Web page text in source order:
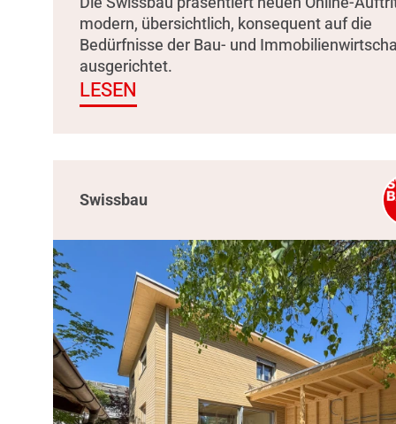
modern, übersichtlich, konsequent auf die
Bedürfnisse der Bau- und
ausgerichtet.
LESEN
Swissbau